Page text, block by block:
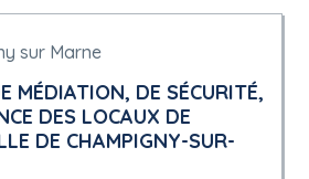
sur Marne
MÉDIATION, DE SÉCURITÉ,
DES LOCAUX DE
DE CHAMPIGNY-SUR-